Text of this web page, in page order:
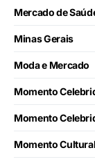
Mercado de
Minas Gerais
Moda e Mercado
Momento
Momento
Momento Cultural